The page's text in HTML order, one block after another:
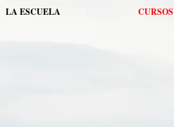
LA ESCUELA CURSOS